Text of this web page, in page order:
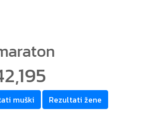
muški Rezultati žene